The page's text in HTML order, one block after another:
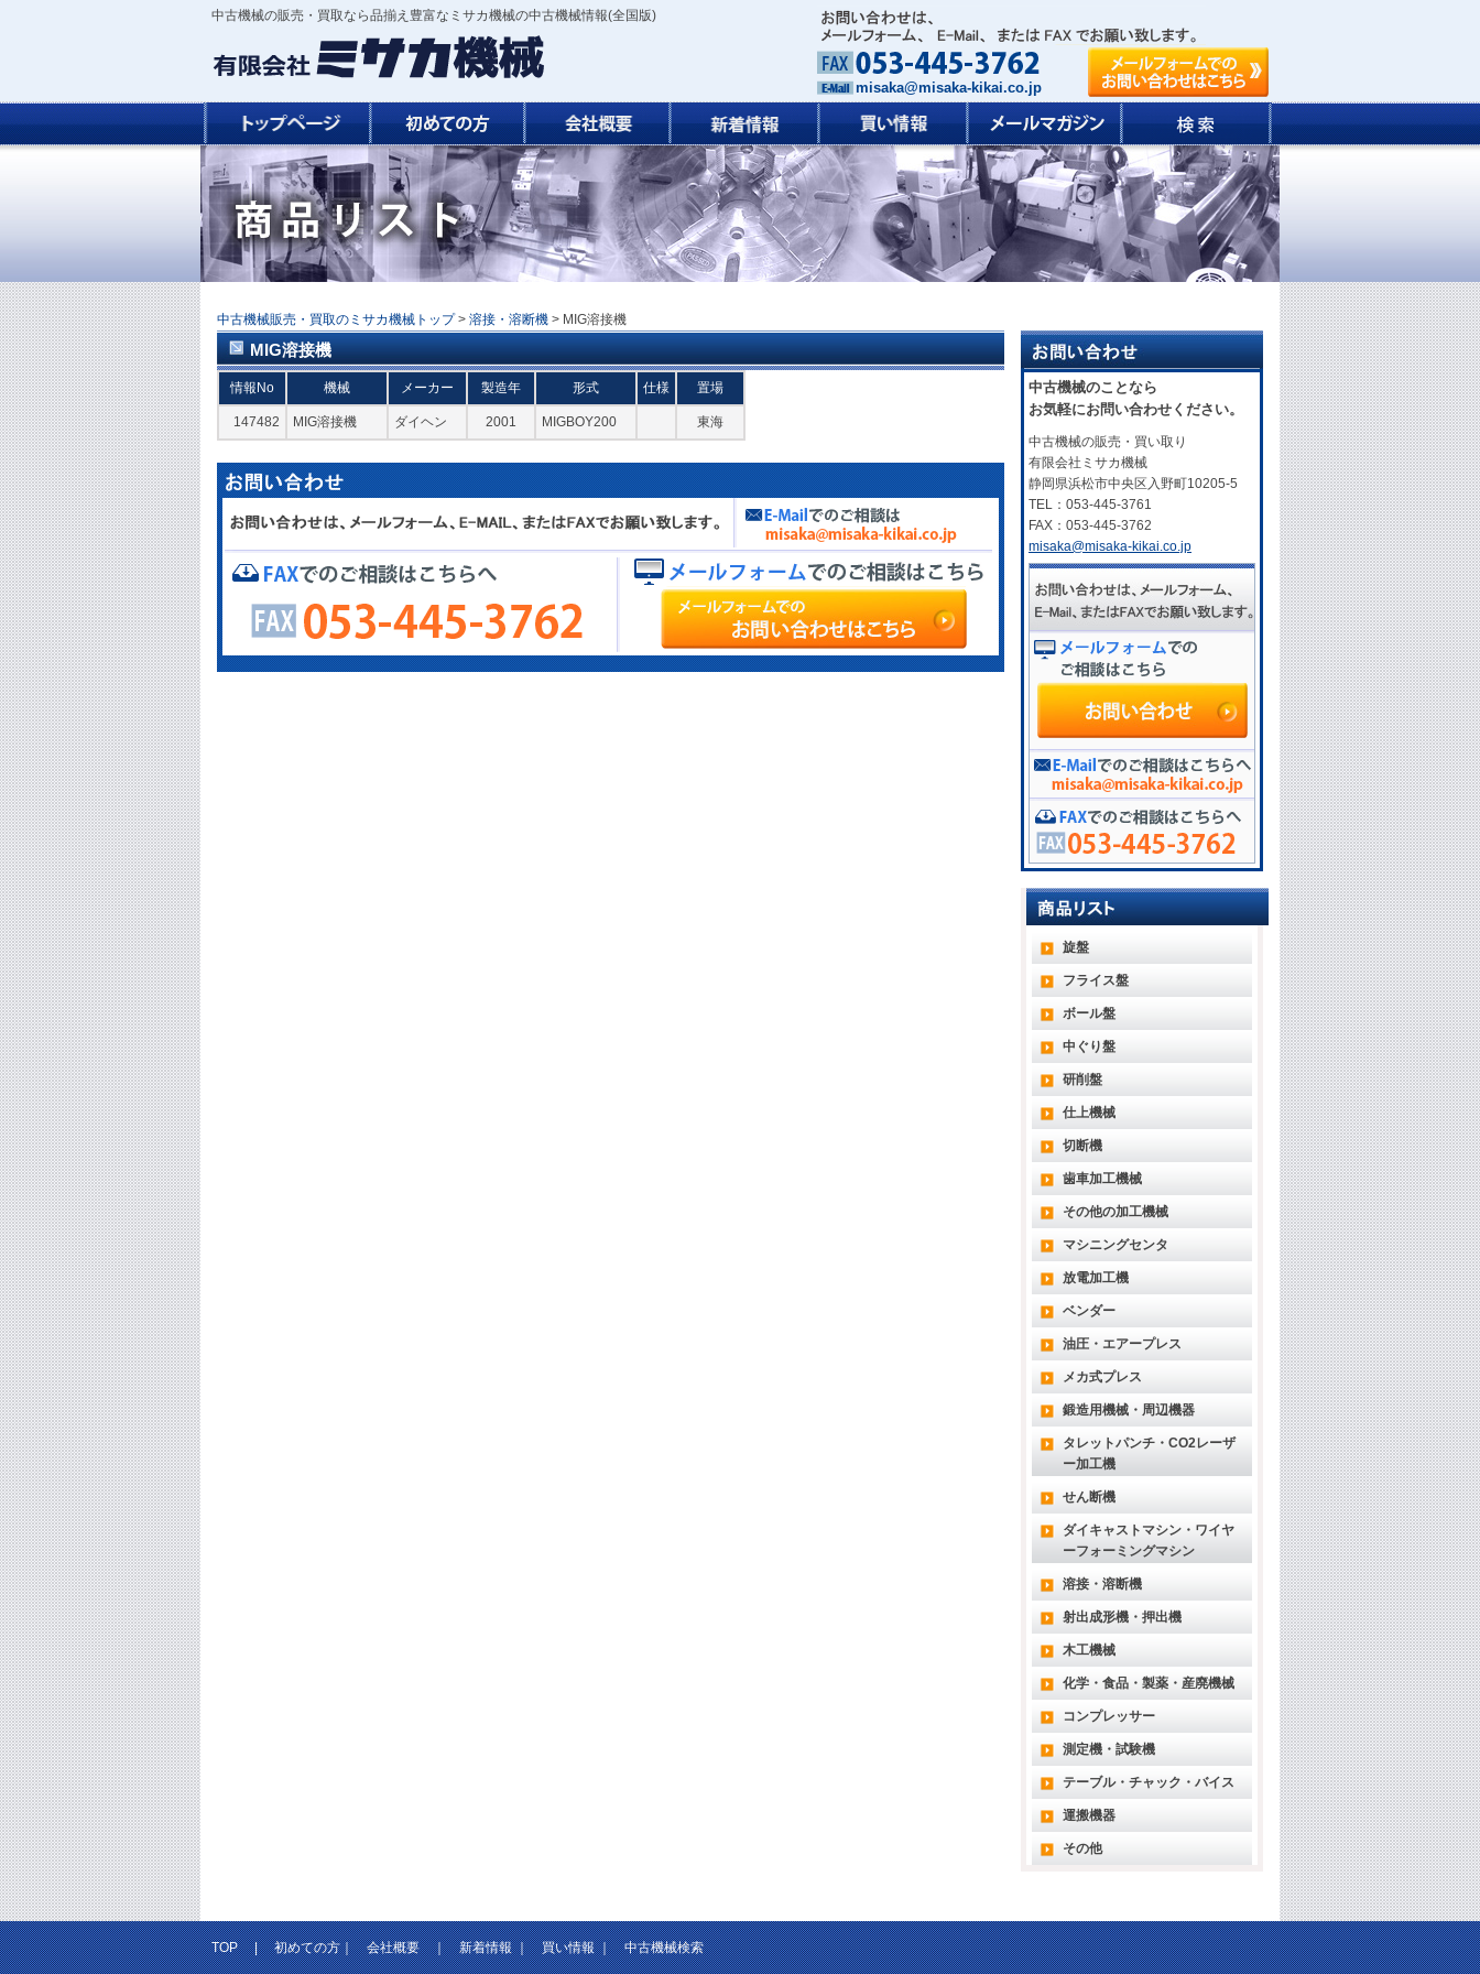
中古機械の販売・買取なら品揃え豊富なミサカ機械の中古機械情報(全国版)
misaka@misaka-kikai.co.jp
中古機械販売・買取のミサカ機械トップ > 溶接・溶断機 > MIG溶接機
MIG溶接機
情報No 機械 メーカー 製造年 形式 仕様 置場
147482 MIG溶接機 ダイヘン 2001 MIGBOY200 東海
中古機械のことなら
お気軽にお問い合わせください。
中古機械の販売・買い取り
有限会社ミサカ機械
静岡県浜松市中央区入野町10205-5
TEL：053-445-3761
FAX：053-445-3762
misaka@misaka-kikai.co.jp
旋盤
フライス盤
ボール盤
中ぐり盤
研削盤
仕上機械
切断機
歯車加工機械
その他の加工機械
マシニングセンタ
放電加工機
ベンダー
油圧・エアープレス
メカ式プレス
鍛造用機械・周辺機器
タレットパンチ・CO2レーザ
ー加工機
せん断機
ダイキャストマシン・ワイヤ
ーフォーミングマシン
溶接・溶断機
射出成形機・押出機
木工機械
化学・食品・製薬・産廃機械
コンプレッサー
測定機・試験機
テーブル・チャック・バイス
運搬機器
その他
TOP|初めての方｜会社概要｜新着情報｜買い情報｜中古機械検索